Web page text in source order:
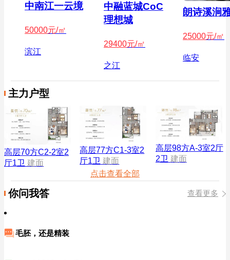
中南江一云境
50000元/㎡
滨江
中融蓝城CoC
理想城
29400元/㎡
之江
朗诗溪涧
25000元/㎡
临安
主力户型
高层70方C2-2室2
厅1卫 建面
高层77方C1-3室2
厅1卫 建面
高层98方A-3室2厅
2卫 建面
点击查看全部
你问我答 查看更多
毛胚，还是精装